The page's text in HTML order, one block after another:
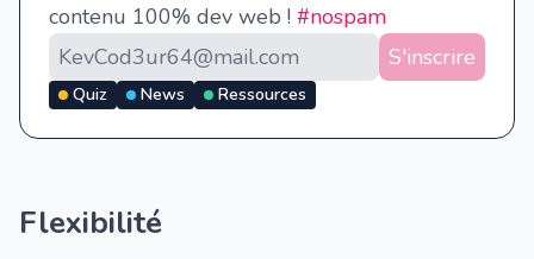
contenu 100% dev web ! #nospam
S'inscrire
Quiz News Ressources
Flexibilité